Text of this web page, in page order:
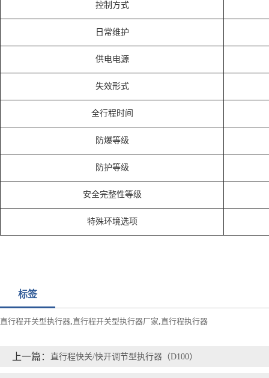
控制方式
日常维护
供电电源
失效形式
全行程时间
防爆等级
防护等级
安全完整性等级
特殊环境选项
标签
直行程开关型执行器,直行程开关型执行器厂家,直行程执行器
上一篇： 直行程快关/快开调节型执行器（D100）